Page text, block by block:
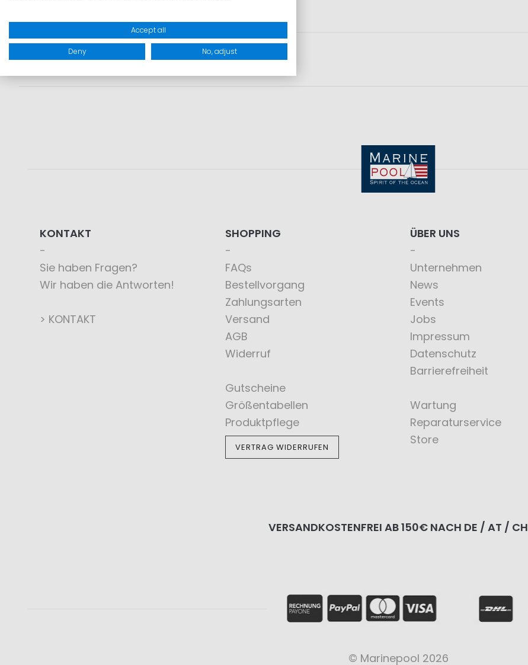
KONTAKT
Sie haben Fragen?
Wir haben die Antworten!
> KONTAKT
SHOPPING
FAQs
Bestellvorgang
Zahlungsarten
Versand
AGB
Widerruf
Gutscheine
Größentabellen
Produktpflege
VERTRAG WIDERRUFEN
ÜBER UNS
Unternehmen
News
Events
Jobs
Impressum
Datenschutz
Barrierefreiheit
Wartung
Reparaturservice
Store
VERSANDKOSTENFREI AB 150€ NACH DE / AT / CH
© Marinepool 2026
Accept all
Deny No, adjust